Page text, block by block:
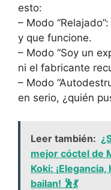
esto:
– Modo
y que funcione.
– Modo “Soy un
ni el fabricante
– Modo
en serio, ¿quién
Leer también:
mejor cóctel de
Koki:
bailan! 🕺💃